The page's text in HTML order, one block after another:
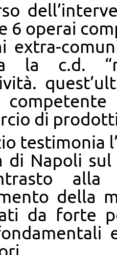
6 operai
extra-
la c.d.
di
testimonia
di Napoli
alla
della
da forte